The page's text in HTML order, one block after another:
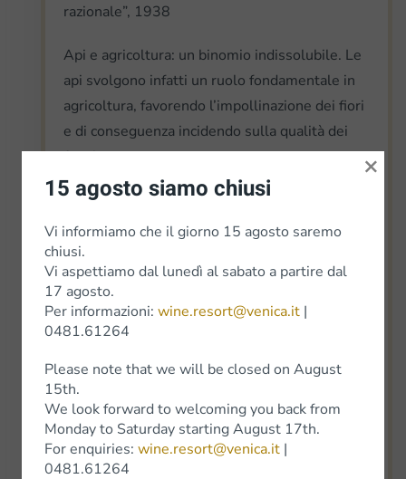
razionale”, 1938
Api e agricoltura: un binomio indissolubile. Le
api svolgono infatti un ruolo fondamentale in
agricoltura, favorendo l’impollinazione dei fiori
e di conseguenza incidendo sulla qualità dei
frutti.
La loro presenza è un importante indicatore
dello stato di salute dell’ambiente circostante.
L’ape stessa si fa da garante della salubrità del
suo habitat, dato che determinati livelli
d’inquinamento ne causano la moria. Le api
svolgono quindi la funzione di “sentinelle
molto sensibili ai cambiamenti che
intervengono nell’ecosistema in seguito
all’azione dell’uomo. Il declino del loro numero
è perciò indice di un peggioramento della
15 agosto siamo chiusi
Vi informiamo che il giorno 15 agosto saremo
chiusi.
Vi aspettiamo dal lunedì al sabato a partire dal
17 agosto.
Per informazioni: wine.resort@venica.it |
0481.61264
Please note that we will be closed on August
15th.
We look forward to welcoming you back from
Monday to Saturday starting August 17th.
For enquiries: wine.resort@venica.it |
0481.61264
×